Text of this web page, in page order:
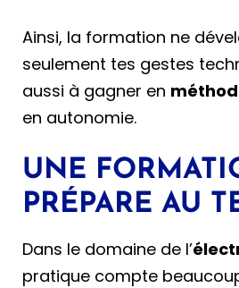
Ainsi, la formation ne
seulement tes gestes
aussi à gagner en
en autonomie.
UNE
PRÉPARE AU
Dans le domaine de l’
pratique compte